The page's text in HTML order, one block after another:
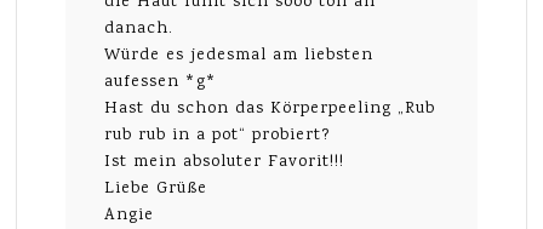
danach.
Würde es jedesmal am liebsten
aufessen *g*
Hast du schon das Körperpeeling „Rub
rub rub in a pot“ probiert?
Ist mein absoluter Favorit!!!
Liebe Grüße
Angie